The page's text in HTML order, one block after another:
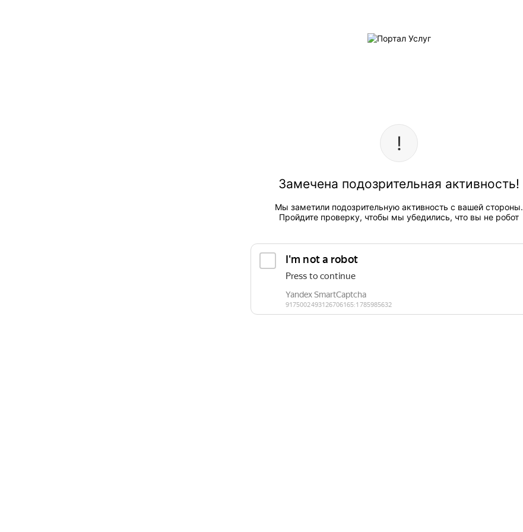
Замечена подозрительная активность!
Мы заметили подозрительную активность с вашей стороны.
Пройдите проверку, чтобы мы убедились, что вы не робот